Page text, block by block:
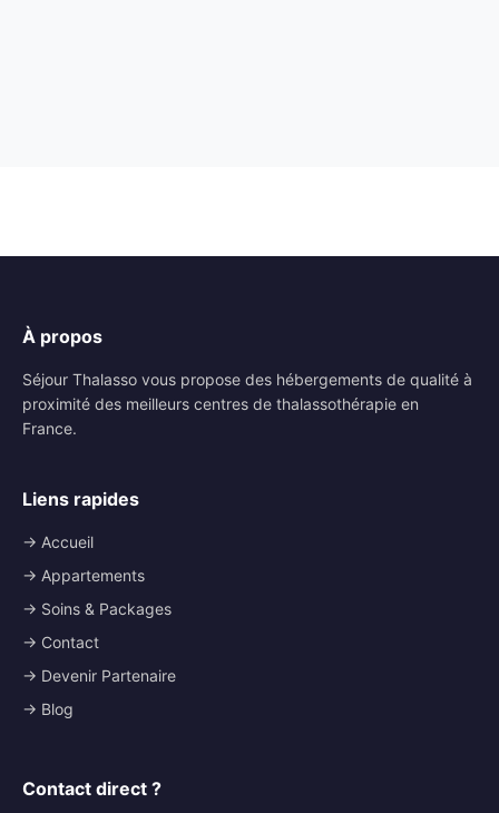
À propos
Séjour Thalasso vous propose des hébergements de qualité à
proximité des meilleurs centres de thalassothérapie en
France.
Liens rapides
→ Accueil
→ Appartements
→ Soins & Packages
→ Contact
→ Devenir Partenaire
→ Blog
Contact direct ?